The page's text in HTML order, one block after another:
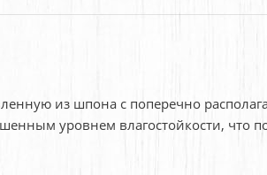
из шпона с поперечно
уровнем влагостойкости, что